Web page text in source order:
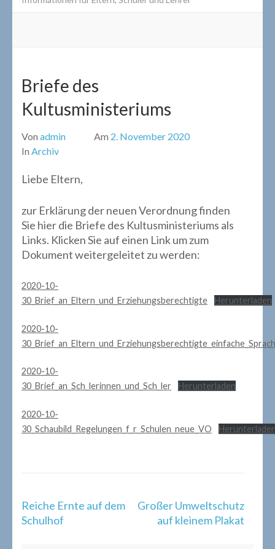
Briefe des
Kultusministeriums
Von admin Am 2. November 2020
In Archiv
Liebe Eltern,
zur Erklärung der neuen Verordnung finden
Sie hier die Briefe des Kultusministeriums als
Links. Klicken Sie auf einen Link um zum
Dokument weitergeleitet zu werden:
2020-10-
30_Brief_an_Eltern_und_Erziehungsberechtigte
Herunterladen
2020-10-
2020-10-
30_Brief_an_Sch_lerinnen_und_Sch_ler
Herunterladen
2020-10-
30_Schaubild_Regelungen_f_r_Schulen_neue_VO
Beitragsnavigation
Reiche Ernte auf dem
Schulhof
Großer Umweltschutz
auf kleinem Plakat